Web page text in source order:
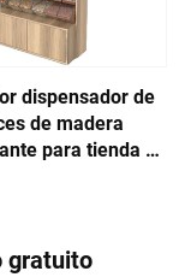
dispensador de
de madera
para tienda de
gratuito